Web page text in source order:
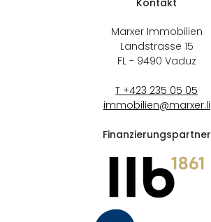
Marxer Immobilien
Landstrasse 15
FL - 9490 Vaduz
T +423 235 05 05
immobilien@marxer.li
Finanzierungspartner